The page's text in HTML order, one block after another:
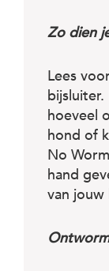
Zo dien
Lees
hoeveel
hond of
No
hand
van jouw